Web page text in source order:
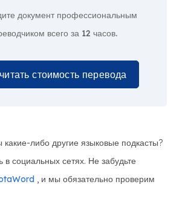
документ профессиональным
всего за 12 часов.
стоимость перевода
либо другие языковые подкасты?
в социальных сетях. Не забудьте
, и мы обязательно проверим